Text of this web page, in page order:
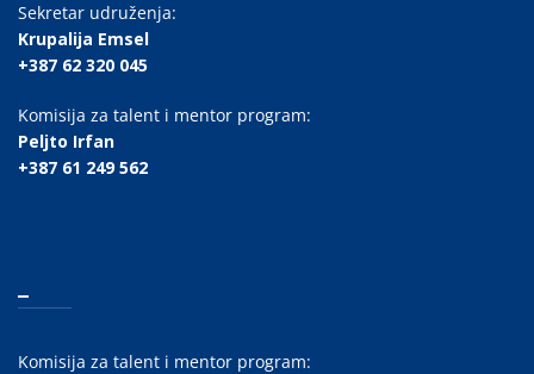
Sekretar udruženja:
Krupalija Emsel
+387 62 320 045
Komisija za talent i mentor program:
Peljto Irfan
+387 61 249 562
Komisija za talent i mentor program: